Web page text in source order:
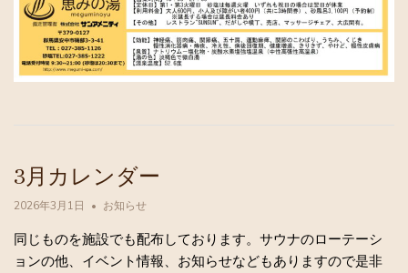
3月カレンダー
2026年3月1日 お知らせ
同じものを施設でも配布しております。サウナのローテーシ
ョンの他、イベント情報、お知らせなどもありますので是非